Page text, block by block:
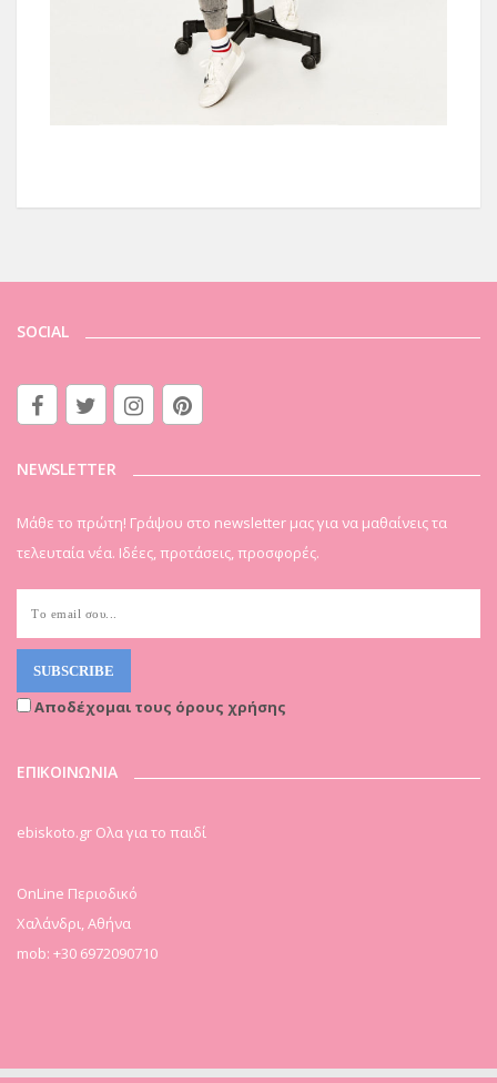
SOCIAL
NEWSLETTER
Μάθε το πρώτη! Γράψου στο newsletter μας για να μαθαίνεις τα
τελευταία νέα. Ιδέες, προτάσεις, προσφορές.
Αποδέχομαι τους όρους χρήσης
ΕΠΙΚΟΙΝΩΝΙΑ
ebiskoto.gr Ολα για το παιδί
OnLine Περιοδικό
Χαλάνδρι, Αθήνα
mob: +30 6972090710